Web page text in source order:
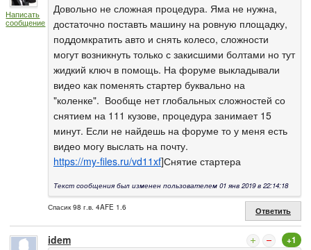
Написать
сообщение
Довольно не сложная процедура. Яма не нужна,
достаточно поставть машину на ровную площадку,
поддомкратить авто и снять колесо, сложности
могут возникнуть только с закисшими болтами но тут
жидкий ключ в помощь. На форуме выкладывали
видео как поменять стартер буквально на
"коленке". Вообще нет глобальных сложностей со
снятием на 111 кузове, процедура занимает 15
минут. Если не найдешь на форуме то у меня есть
видео могу выслать на почту.
https://my-files.ru/vd11xf]Снятие стартера
Текст сообщения был изменен пользователем 01 янв 2019 в 22:14:18
Спасик 98 г.в. 4AFE 1.6 Ответить
idem +1